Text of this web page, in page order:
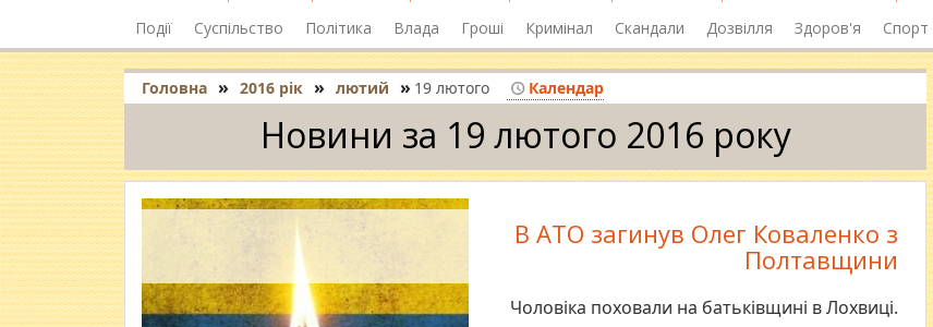
Події Суспільство Політика Влада Гроші Кримінал Скандали Дозвілля Здоров'я Спорт
Головна » 2016 рік » лютий » 19 лютого Календар
Новини за 19 лютого 2016 року
В АТО загинув Олег Коваленко з
Полтавщини
​Чоловіка поховали на батьківщині в Лохвиці.